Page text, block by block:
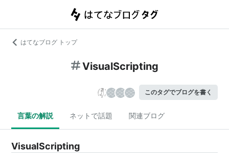
はてなブログ トップ
VisualScripting
このタグでブログを書く
言葉の解説 ネットで話題 関連ブログ
VisualScripting